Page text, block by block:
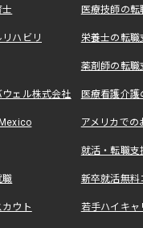
医療技師の
ハビリ 栄養士の転
薬剤師の転
ェル株式会社 医療看護介
アメリカで
就活・転職
職 新卒就活無料
ウト 若手ハイキ